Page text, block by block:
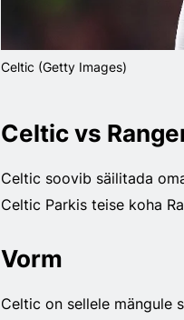
Celtic (Getty Images)
Celtic vs
Celtic soovib säilitada
Celtic Parkis teise koha
Vorm
Celtic on sellele mängule